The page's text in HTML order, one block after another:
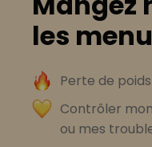
les
Perte de poids
Contrôler
ou mes